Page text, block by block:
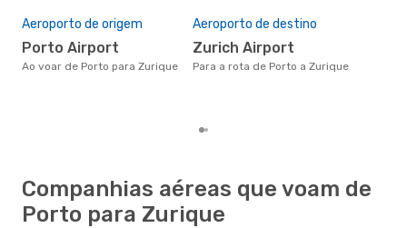
Aeroporto de origem
Porto Airport
Ao voar de Porto para Zurique
Aeroporto de destino
Zurich Airport
Para a rota de Porto a Zurique
Companhias aéreas que voam de
Porto para Zurique